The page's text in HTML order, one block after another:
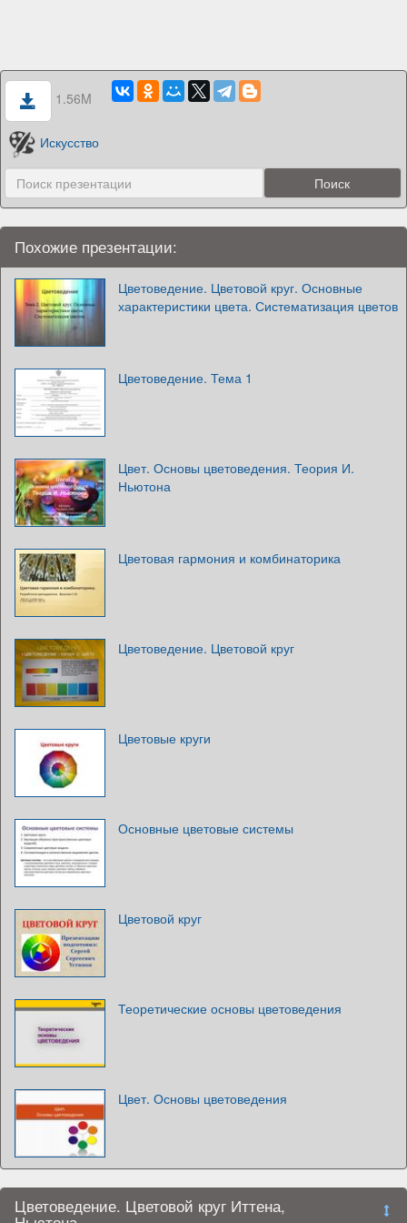
1.56M
Искусство
Похожие презентации:
Цветоведение. Цветовой круг. Основные
характеристики цвета. Систематизация цветов
Цветоведение. Тема 1
Цвет. Основы цветоведения. Теория И.
Ньютона
Цветовая гармония и комбинаторика
Цветоведение. Цветовой круг
Цветовые круги
Основные цветовые системы
Цветовой круг
Теоретические основы цветоведения
Цвет. Основы цветоведения
Цветоведение. Цветовой круг Иттена,